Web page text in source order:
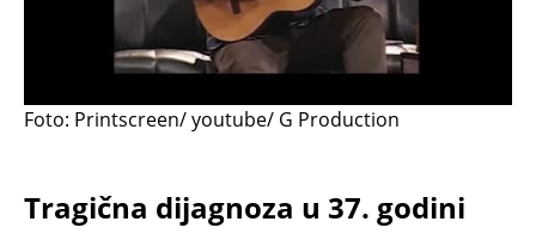
Foto: Printscreen/ youtube/ G Production
Tragična dijagnoza u 37. godini